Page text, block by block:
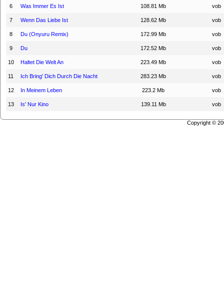
6 Was Immer Es Ist 108.81 Mb vob
7 Wenn Das Liebe Ist 128.62 Mb vob
8 Du (Onyuru Remix) 172.99 Mb vob
9 Du 172.52 Mb vob
10 Haltet Die Welt An 223.49 Mb vob
11 Ich Bring' Dich Durch Die Nacht 283.23 Mb vob
12 In Meinem Leben 223.2 Mb vob
13 Is' Nur Kino 139.11 Mb vob
Copyright ©